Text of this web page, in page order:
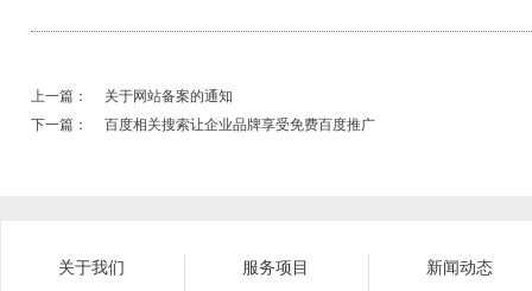
上一篇：
关于网站备案的通知
下一篇：
百度相关搜索让企业品牌享受免费百度推广
关于我们 服务项目 新闻动态